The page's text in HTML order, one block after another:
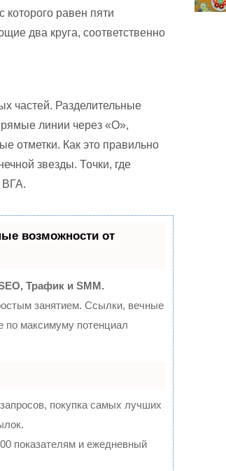
которого равен пяти
два круга, соответственно
частей. Разделительные
линии через «О»,
отметки. Как это правильно
звезды. Точки, где
ВГА.
возможности от
Трафик и SMM.
занятием. Ссылки, вечные
по максимуму потенциал
покупка самых лучших
показателям и ежедневный